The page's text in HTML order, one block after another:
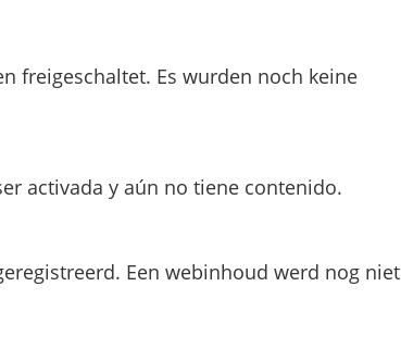
freigeschaltet. Es wurden noch keine
activada y aún no tiene contenido.
Een webinhoud werd nog niet